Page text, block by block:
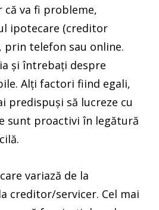
că va fi probleme,
ipotecare (creditor
prin telefon sau online.
și întrebați despre
Alți factori fiind egali,
predispuși să lucreze cu
sunt proactivi în legătură
variază de la
creditor/servicer. Cel mai